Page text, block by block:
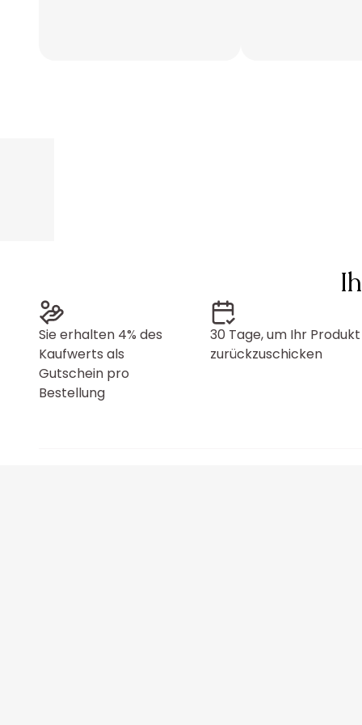
Sie erhalten 4% des
Kaufwerts als
Gutschein pro
Bestellung
30 Tage, um Ihr Produkt
zurückzuschicken